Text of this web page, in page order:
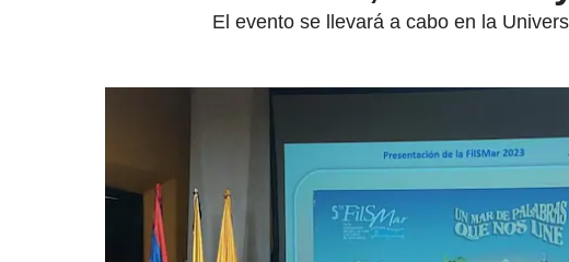
El evento se llevará a cabo en la